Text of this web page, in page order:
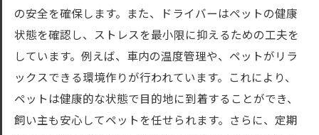
の安全を確保します。また、ドライバーはペットの健康
状態を確認し、ストレスを最小限に抑えるための工夫を
しています。例えば、車内の温度管理や、ペットがリラ
ックスできる環境作りが行われています。これにより、
ペットは健康的な状態で目的地に到着することができ、
飼い主も安心してペットを任せられます。さらに、定期